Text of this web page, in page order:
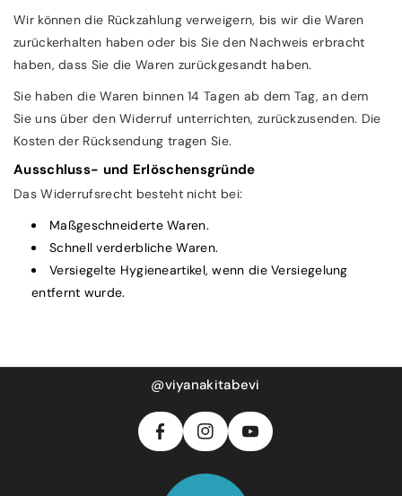
Wir können die Rückzahlung verweigern, bis wir die Waren
zurückerhalten haben oder bis Sie den Nachweis erbracht
haben, dass Sie die Waren zurückgesandt haben.
Sie haben die Waren binnen 14 Tagen ab dem Tag, an dem
Sie uns über den Widerruf unterrichten, zurückzusenden. Die
Kosten der Rücksendung tragen Sie.
Ausschluss- und Erlöschensgründe
Das Widerrufsrecht besteht nicht bei:
Maßgeschneiderte Waren.
Schnell verderbliche Waren.
Versiegelte Hygieneartikel, wenn die Versiegelung
entfernt wurde.
@viyanakitabevi
F
A
E
B
In
S
A
G
A
O
U
T
U